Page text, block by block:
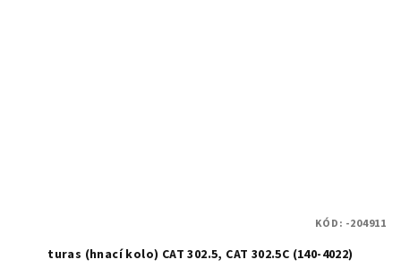
turas (hnací kolo) CAT 302.5, CAT 302.5C (140-4022)
KÓD: -204911